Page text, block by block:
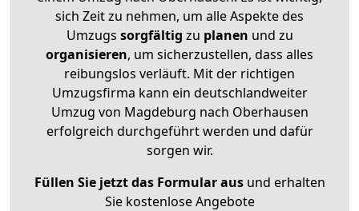
sich Zeit zu nehmen, um alle Aspekte des
Umzugs sorgfältig zu planen und zu
organisieren, um sicherzustellen, dass alles
reibungslos verläuft. Mit der richtigen
Umzugsfirma kann ein deutschlandweiter
Umzug von Magdeburg nach Oberhausen
erfolgreich durchgeführt werden und dafür
sorgen wir.
Füllen Sie jetzt das Formular ausund erhalten
Sie kostenlose Angebote